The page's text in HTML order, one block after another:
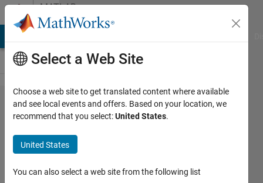
Skip to contentMATLAB
Answers
Serializer
1Dブロ
ックの
validinの
使い方
Select a Web Site
Choose a web site to get translated content where available
and see local events and offers. Based on your location, we
recommend that you select:United States.
United States
You can also select a web site from the following list